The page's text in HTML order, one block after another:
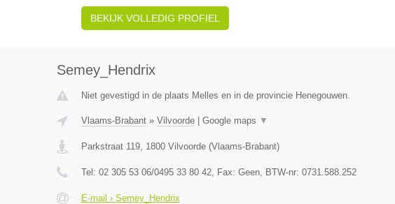
BEKIJK VOLLEDIG PROFIEL
Semey_Hendrix
Niet gevestigd in de plaats Melles en in de provincie Henegouwen.
Vlaams-Brabant» Vilvoorde| Google maps ▼
Parkstraat 119, 1800 Vilvoorde(Vlaams-Brabant)
Tel: 02 305 53 06/0495 33 80 42, Fax: Geen, BTW-nr: 0731.588.252
E-mail › Semey_Hendrix